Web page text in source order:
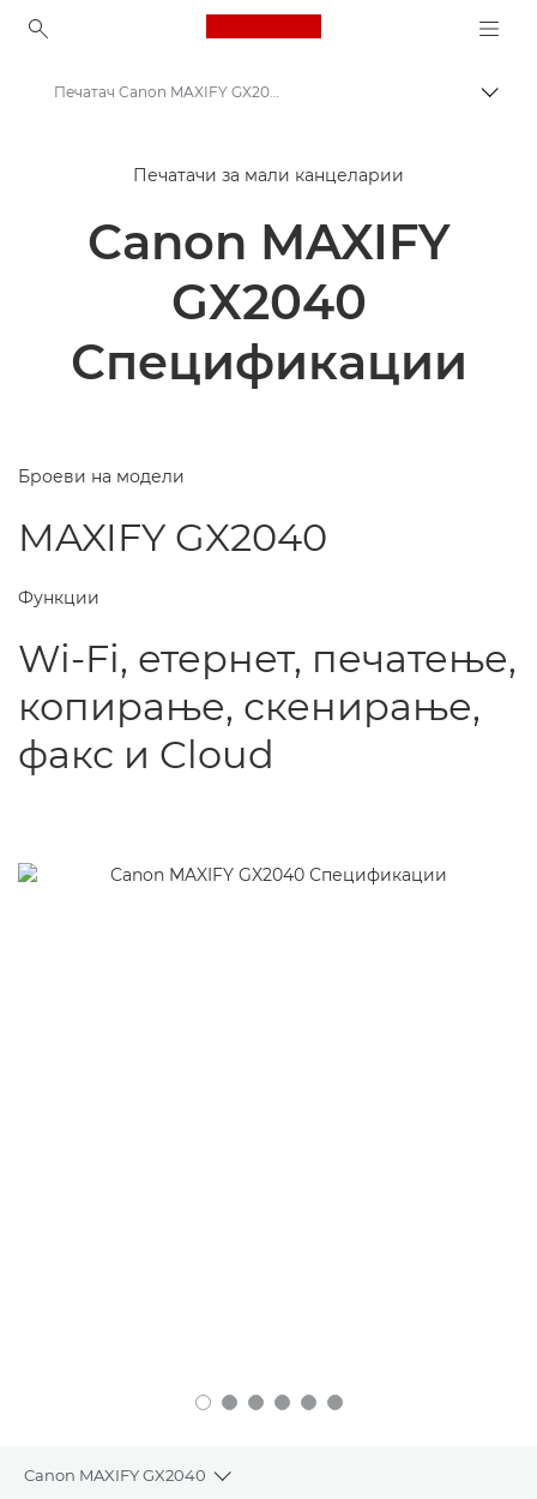
Canon Logo, back to
Печатачи од Canon
Печатач Canon MAXIFY GX2040
Печатач Canon MAXIFY GX2040 - Спецификации
Печатачи за мали канцеларии
Canon MAXIFY
GX2040
Спецификации
Броеви на модели
MAXIFY GX2040
Функции
Wi-Fi, етернет, печатење,
копирање, скенирање,
факс и Cloud
Canon MAXIFY GX2040
Toggle breadcrumbs